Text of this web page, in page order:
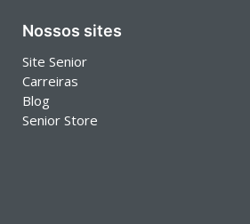
Nossos sites
Site Senior
Carreiras
Blog
Senior Store